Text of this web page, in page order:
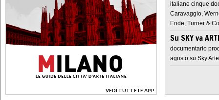
VEDI TUTTE LE APP
>
italiane cinque
Caravaggio,
Ende, Turner &
Su SKY va
documentario
agosto su Sky Arte